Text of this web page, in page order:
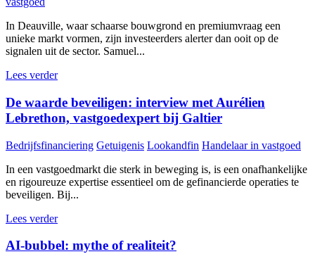
In Deauville, waar schaarse bouwgrond en premiumvraag een
unieke markt vormen, zijn investeerders alerter dan ooit op de
signalen uit de sector. Samuel...
Lees verder
De waarde beveiligen: interview met Aurélien
Lebrethon, vastgoedexpert bij Galtier
Bedrijfsfinanciering Getuigenis Lookandfin Handelaar in vastgoed
In een vastgoedmarkt die sterk in beweging is, is een onafhankelijke
en rigoureuze expertise essentieel om de gefinancierde operaties te
beveiligen. Bij...
Lees verder
AI-bubbel: mythe of realiteit?